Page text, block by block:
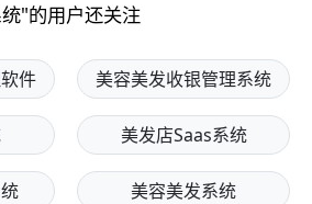
"的用户还关注
件 美容美发收银管理系统
美发店Saas系统
美容美发系统